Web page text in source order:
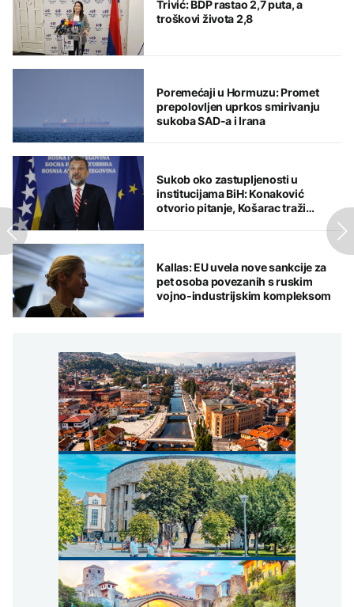
Trivić: BDP rastao 2,7 puta, a
troškovi života 2,8
Poremećaji u Hormuzu: Promet
prepolovljen uprkos smirivanju
sukoba SAD-a i Irana
Sukob oko zastupljenosti u
institucijama BiH: Konaković
otvorio pitanje, Košarac traži
Kallas: EU uvela nove sankcije za
pet osoba povezanih s ruskim
vojno-industrijskim kompleksom